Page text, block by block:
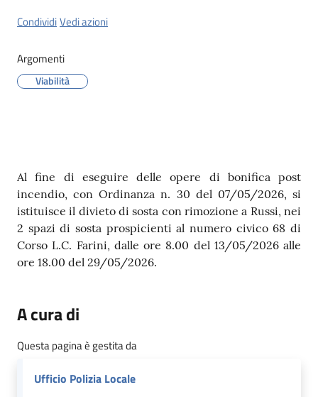
CondividiVedi azioni
Argomenti
Viabilità
Contenuto
Al fine di eseguire delle opere di bonifica post
incendio, con Ordinanza n. 30 del 07/05/2026, si
istituisce il divieto di sosta con rimozione a Russi, nei
2 spazi di sosta prospicienti al numero civico 68 di
Corso L.C. Farini, dalle ore 8.00 del 13/05/2026 alle
ore 18.00 del 29/05/2026.
A cura di
Questa pagina è gestita da
Ufficio Polizia Locale